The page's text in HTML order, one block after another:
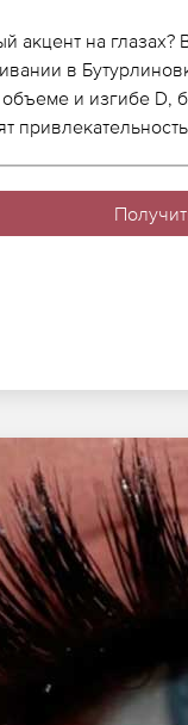
акцент на глазах?
в
и изгибе D,